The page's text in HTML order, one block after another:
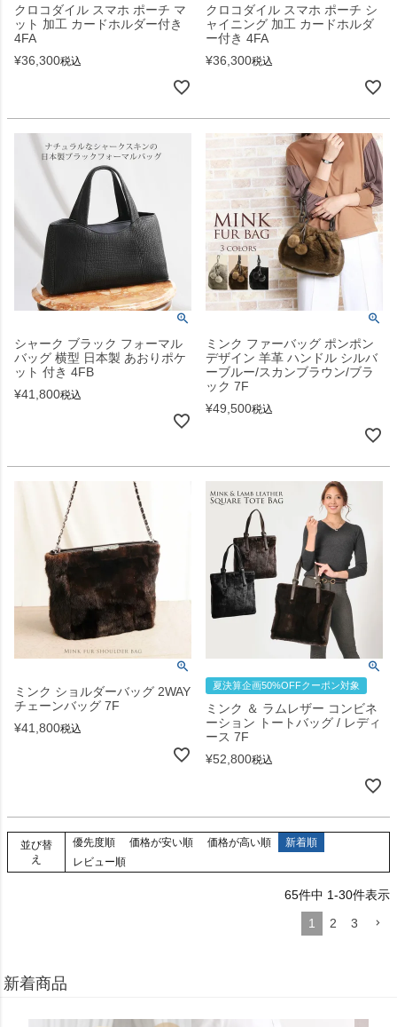
クロコダイル スマホ ポーチ マ
ット 加工 カードホルダー付き
4FA
¥36,300税込
クロコダイル スマホ ポーチ シ
ャイニング 加工 カードホルダ
ー付き 4FA
¥36,300税込
シャーク ブラック フォーマル
バッグ 横型 日本製 あおりポケ
ット 付き 4FB
¥41,800税込
ミンク ファーバッグ ポンポン
デザイン 羊革 ハンドル シルバ
ーブルー/スカンブラウン/ブラ
ック 7F
¥49,500税込
ミンク ショルダーバッグ 2WAY
チェーンバッグ 7F
¥41,800税込
夏決算企画50%OFFクーポン対象
ミンク ＆ ラムレザー コンビネ
ーション トートバッグ / レディ
ース 7F
¥52,800税込
並び替
え
優先度順 価格が安い順 価格が高い順
新着順
レビュー順
65件中 1-30件表示
1
2 3
新着商品